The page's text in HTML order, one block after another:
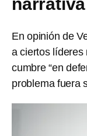
En opinión de
a ciertos líderes
cumbre “en
problema fuera